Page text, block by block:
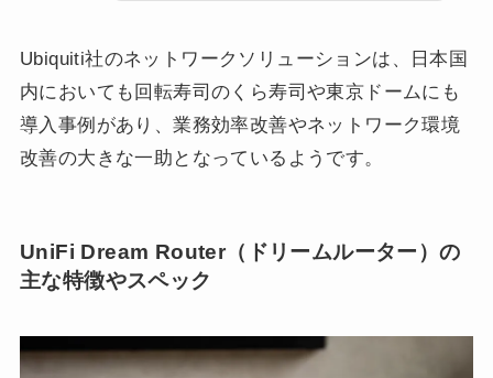
Ubiquiti社のネットワークソリューションは、日本国
内においても回転寿司のくら寿司や東京ドームにも
導入事例があり、業務効率改善やネットワーク環境
改善の大きな一助となっているようです。
UniFi Dream Router（ドリームルーター）の
主な特徴やスペック